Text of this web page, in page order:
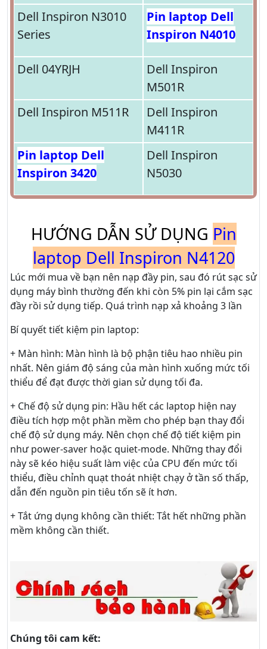
Dell Inspiron N3010
Series
Pin laptop Dell
Inspiron N4010
Dell 04YRJH
Dell Inspiron
M501R
Dell Inspiron M511R
Dell Inspiron
M411R
Pin laptop Dell
Inspiron 3420
Dell Inspiron
N5030
HƯỚNG DẪN SỬ DỤNG Pin
laptop Dell Inspiron N4120
Lúc mới mua về bạn nên nạp đầy pin, sau đó rút sạc sử
dụng máy bình thường đến khi còn 5% pin lại cắm sạc
đầy rồi sử dụng tiếp. Quá trình nạp xả khoảng 3 lần
Bí quyết tiết kiệm pin laptop:
+ Màn hình: Màn hình là bộ phận tiêu hao nhiều pin
nhất. Nên giám độ sáng của màn hình xuống mức tối
thiểu để đạt được thời gian sử dụng tối đa.
+ Chế độ sử dụng pin: Hầu hết các laptop hiện nay
điều tích hợp một phần mềm cho phép bạn thay đổi
chế độ sử dụng máy. Nên chọn chế độ tiết kiệm pin
như power-saver hoặc quiet-mode. Những thay đổi
này sẽ kéo hiệu suất làm việc của CPU đến mức tối
thiểu, điều chỉnh quạt thoát nhiệt chạy ở tần số thấp,
dẫn đến nguồn pin tiêu tốn sẽ ít hơn.
+ Tắt ứng dụng không cần thiết: Tắt hết những phần
mềm không cần thiết.
Chúng tôi cam kết: